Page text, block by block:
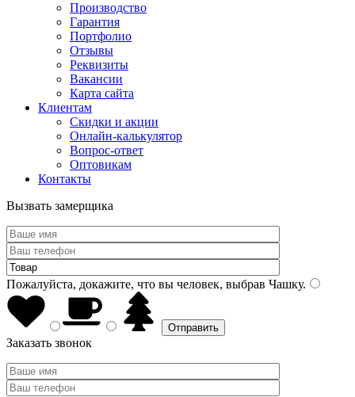
Производство
Гарантия
Портфолио
Отзывы
Реквизиты
Вакансии
Карта сайта
Клиентам
Скидки и акции
Онлайн-калькулятор
Вопрос-ответ
Оптовикам
Контакты
Вызвать замерщика
Пожалуйста, докажите, что вы человек, выбрав Чашку.
Заказать звонок